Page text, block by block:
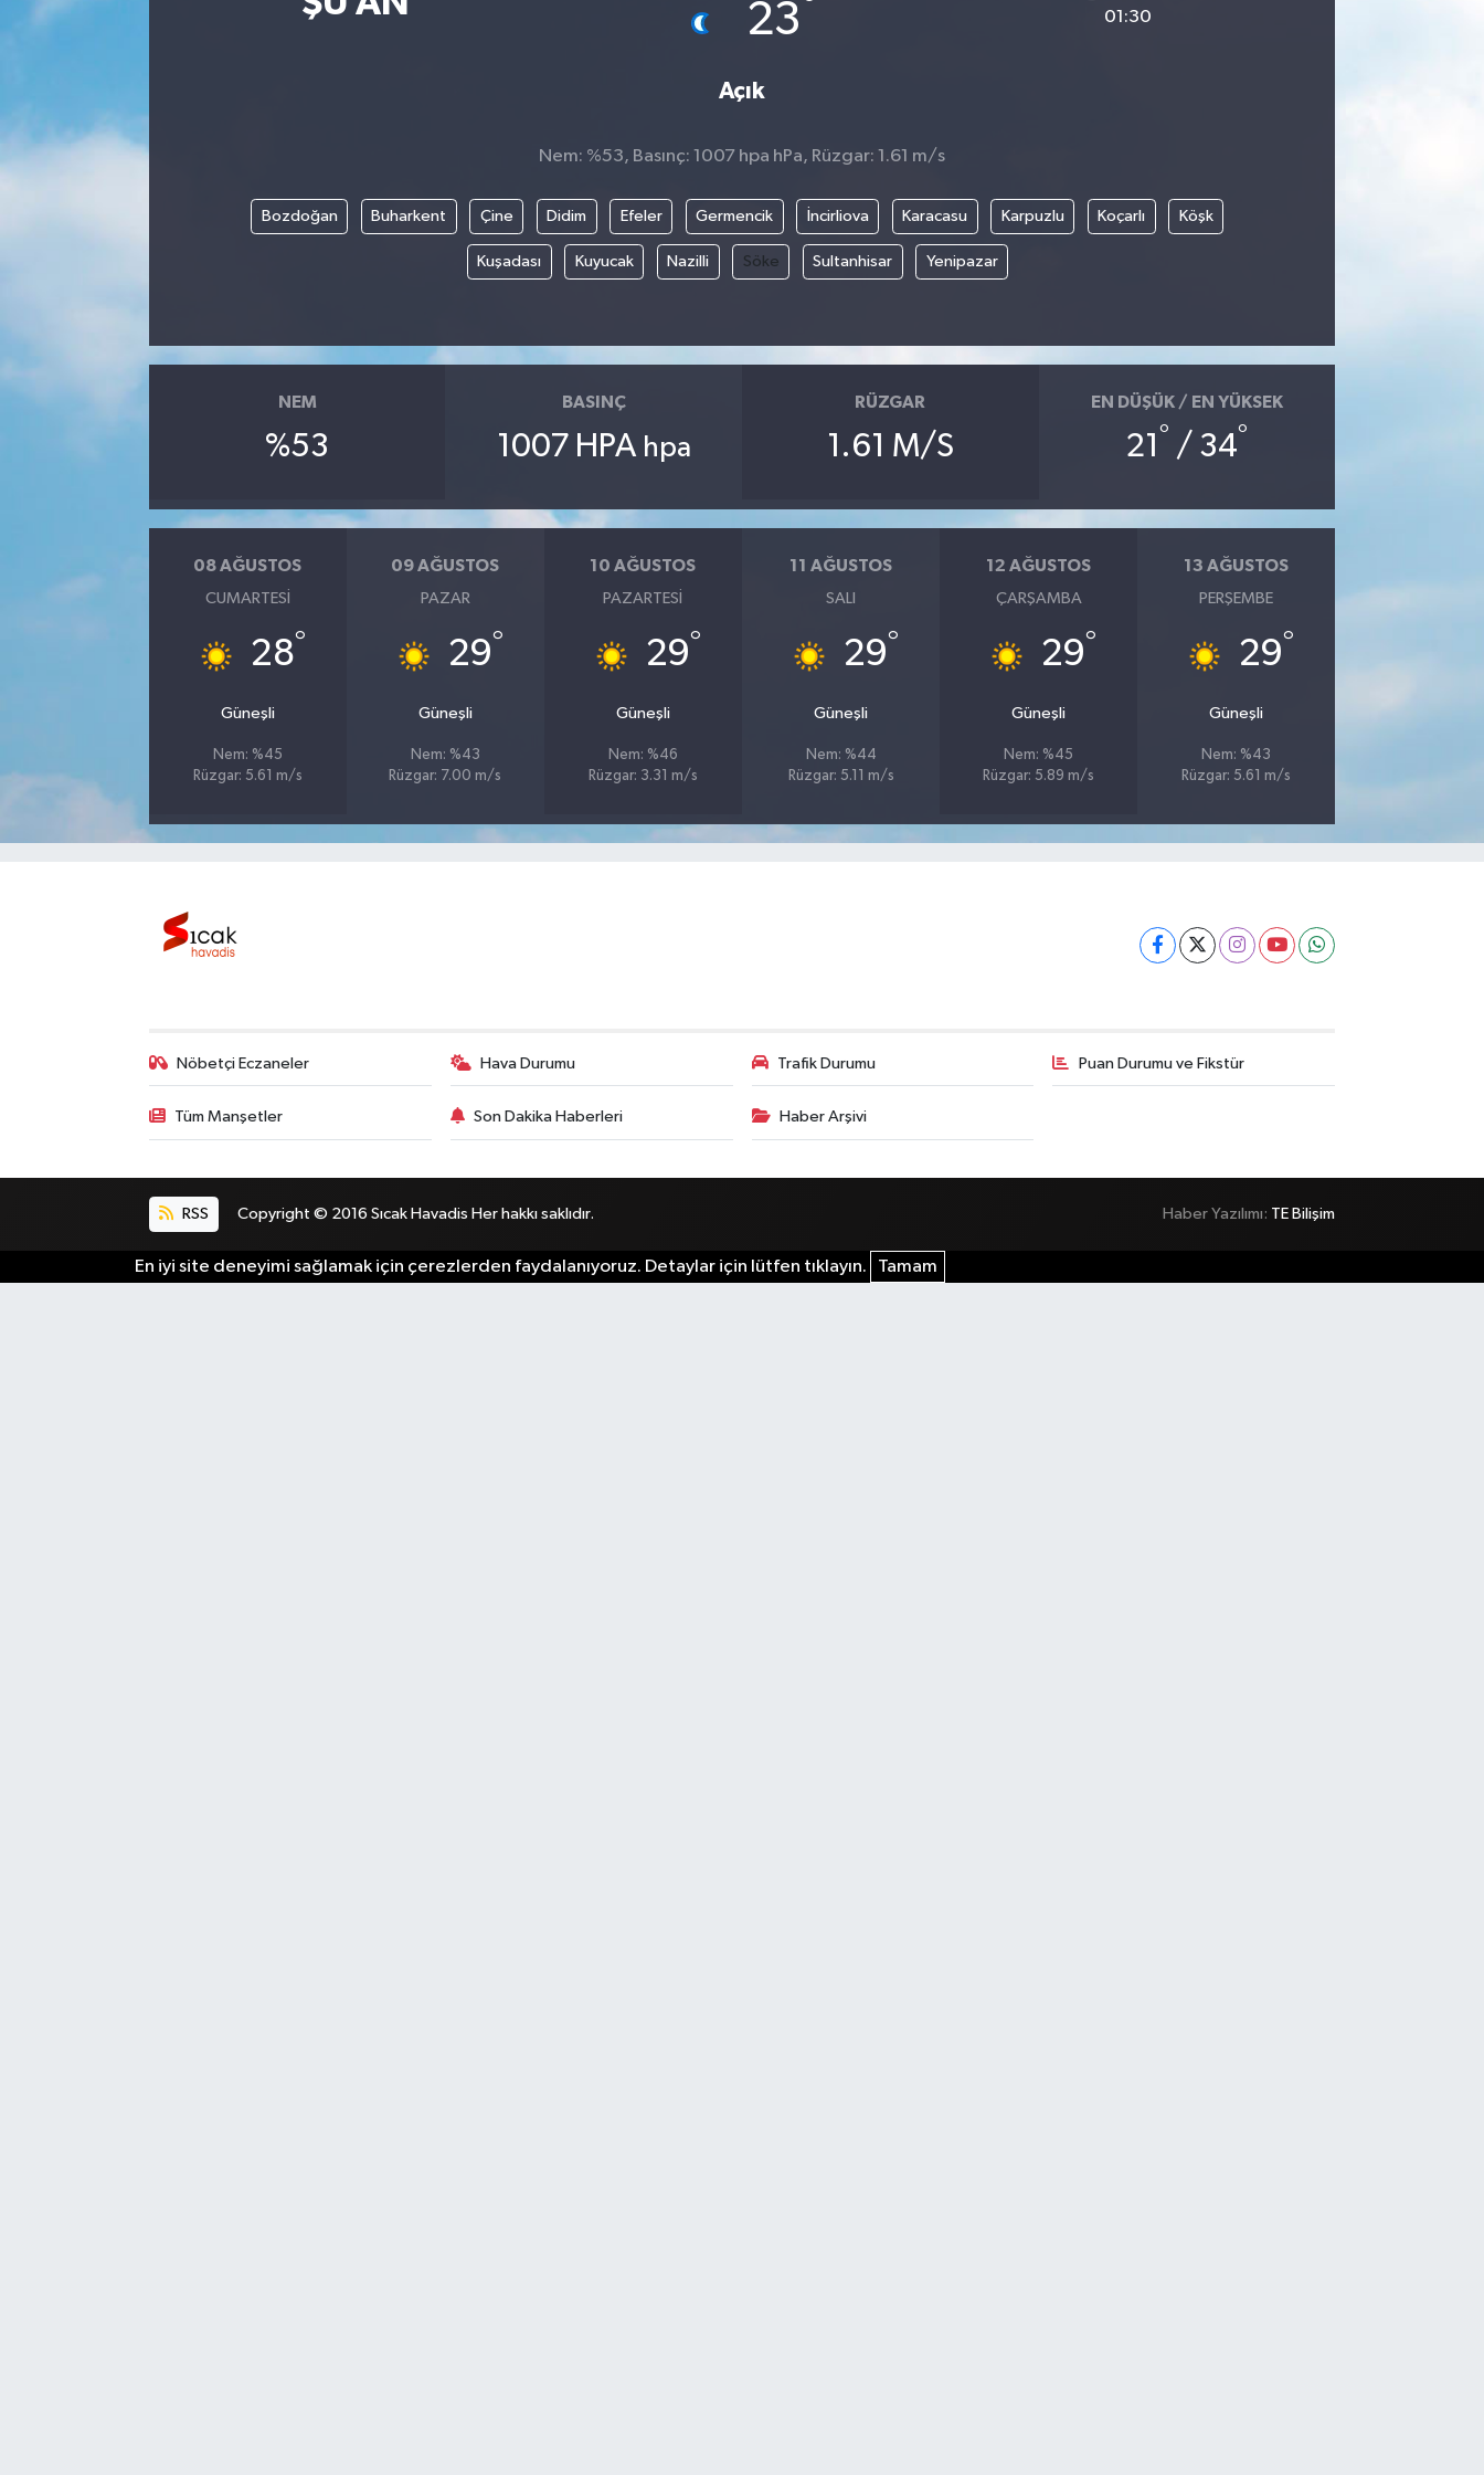
23
Açık
01:30
Nem: %53, Basınç: 1007 hpa hPa, Rüzgar: 1.61 m/s
Bozdoğan Buharkent Çine Didim Efeler Germencik İncirliova Karacasu Karpuzlu Koçarlı Köşk
Kuşadası Kuyucak Nazilli Söke Sultanhisar Yenipazar
NEM
%53
BASINÇ
1007 HPA hpa
RÜZGAR
1.61 M/S
EN DÜŞÜK / EN YÜKSEK
21 ° / 34°
08 AĞUSTOS
CUMARTESI
28°
Güneşli
Nem: %45
Rüzgar: 5.61 m/s
09 AĞUSTOS
PAZAR
29°
Güneşli
Nem: %43
Rüzgar: 7.00 m/s
10 AĞUSTOS
PAZARTESI
29°
Güneşli
Nem: %46
Rüzgar: 3.31 m/s
11 AĞUSTOS
SALI
29°
Güneşli
Nem: %44
Rüzgar: 5.11 m/s
12 AĞUSTOS
ÇARŞAMBA
29°
Güneşli
Nem: %45
Rüzgar: 5.89 m/s
13 AĞUSTOS
PERŞEMBE
29°
Güneşli
Nem: %43
Rüzgar: 5.61 m/s
Nöbetçi Eczaneler Hava Durumu Trafik Durumu Puan Durumu ve Fikstür
Tüm Manşetler Son Dakika Haberleri Haber Arşivi
RSS Copyright © 2016 Sıcak Havadis Her hakkı saklıdır. Haber Yazılımı: TE Bilişim
En iyi site deneyimi sağlamak için çerezlerden faydalanıyoruz. Detaylar için lütfen tıklayın. Tamam
Dünya